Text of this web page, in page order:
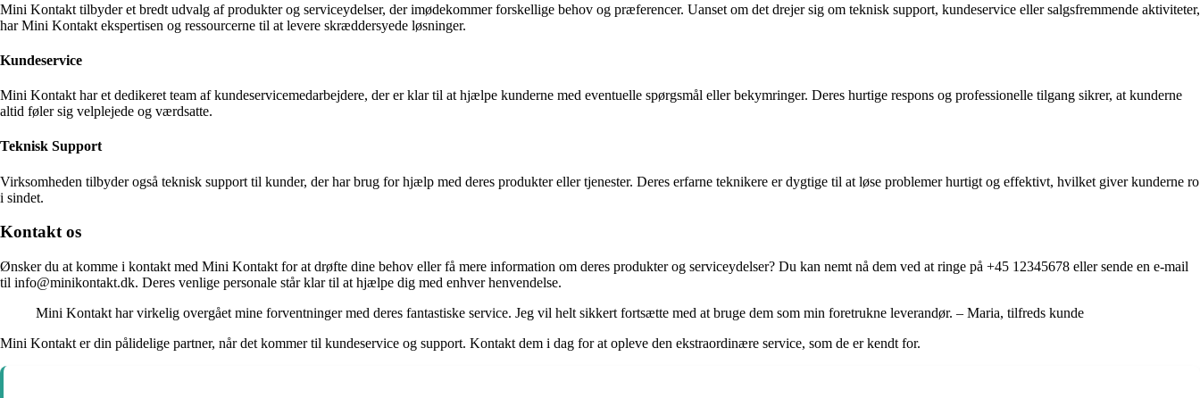
Mini Kontakt tilbyder et bredt udvalg af produkter og serviceydelser, der imødekommer forskellige behov og præferencer. Uanset om det drejer sig om teknisk support, kundeservice eller salgsfremmende aktiviteter,
har Mini Kontakt ekspertisen og ressourcerne til at levere skræddersyede løsninger.
Kundeservice
Mini Kontakt har et dedikeret team af kundeservicemedarbejdere, der er klar til at hjælpe kunderne med eventuelle spørgsmål eller bekymringer. Deres hurtige respons og professionelle tilgang sikrer, at kunderne
altid føler sig velplejede og værdsatte.
Teknisk Support
Virksomheden tilbyder også teknisk support til kunder, der har brug for hjælp med deres produkter eller tjenester. Deres erfarne teknikere er dygtige til at løse problemer hurtigt og effektivt, hvilket giver kunderne ro
i sindet.
Kontakt os
Ønsker du at komme i kontakt med Mini Kontakt for at drøfte dine behov eller få mere information om deres produkter og serviceydelser? Du kan nemt nå dem ved at ringe på +45 12345678 eller sende en e-mail
til info@minikontakt.dk. Deres venlige personale står klar til at hjælpe dig med enhver henvendelse.
Mini Kontakt har virkelig overgået mine forventninger med deres fantastiske service. Jeg vil helt sikkert fortsætte med at bruge dem som min foretrukne leverandør. – Maria, tilfreds kunde
Mini Kontakt er din pålidelige partner, når det kommer til kundeservice og support. Kontakt dem i dag for at opleve den ekstraordinære service, som de er kendt for.